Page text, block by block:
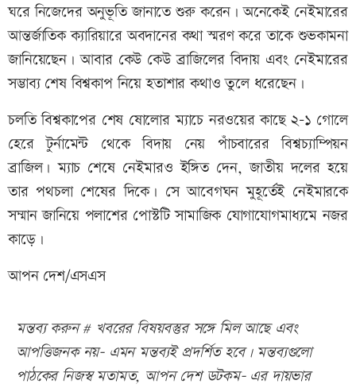
ঘরে নিজেদের অনুভূতি জানাতে শুরু করেন। অনেকেই নেইমারের
আন্তর্জাতিক ক্যারিয়ারে অবদানের কথা স্মরণ করে তাকে শুভকামনা
জানিয়েছেন। আবার কেউ কেউ ব্রাজিলের বিদায় এবং নেইমারের
সম্ভাব্য শেষ বিশ্বকাপ নিয়ে হতাশার কথাও তুলে ধরেছেন।
চলতি বিশ্বকাপের শেষ ষোলোর ম্যাচে নরওয়ের কাছে ২-১ গোলে
হেরে টুর্নামেন্ট থেকে বিদায় নেয় পাঁচবারের বিশ্বচ্যাম্পিয়ন
ব্রাজিল। ম্যাচ শেষে নেইমারও ইঙ্গিত দেন, জাতীয় দলের হয়ে
তার পথচলা শেষের দিকে। সে আবেগঘন মুহূর্তেই নেইমারকে
সম্মান জানিয়ে পলাশের পোস্টটি সামাজিক যোগাযোগমাধ্যমে নজর
কাড়ে।
আপন দেশ/এসএস
মন্তব্য করুন # খবরের বিষয়বস্তুর সঙ্গে মিল আছে এবং
আপত্তিজনক নয়- এমন মন্তব্যই প্রদর্শিত হবে। মন্তব্যগুলো
পাঠকের নিজস্ব মতামত, আপন দেশ ডটকম- এর দায়ভার